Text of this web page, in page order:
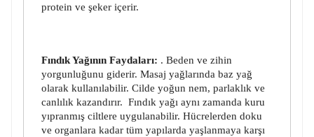
protein ve şeker içerir.
Fındık Yağının Faydaları: . Beden ve zihin
yorgunluğunu giderir. Masaj yağlarında baz yağ
olarak kullanılabilir. Cilde yoğun nem, parlaklık ve
canlılık kazandırır. Fındık yağı aynı zamanda kuru
yıpranmış ciltlere uygulanabilir. Hücrelerden doku
ve organlara kadar tüm yapılarda yaşlanmaya karşı